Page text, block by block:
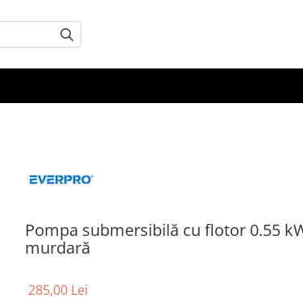
Pompa submersibilă cu flotor 0.55
murdară
285,00 Lei